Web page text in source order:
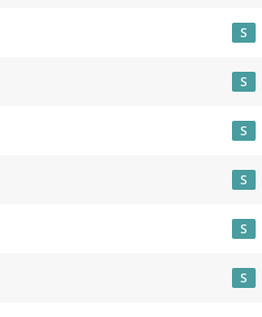
S
S
S
S
S
S